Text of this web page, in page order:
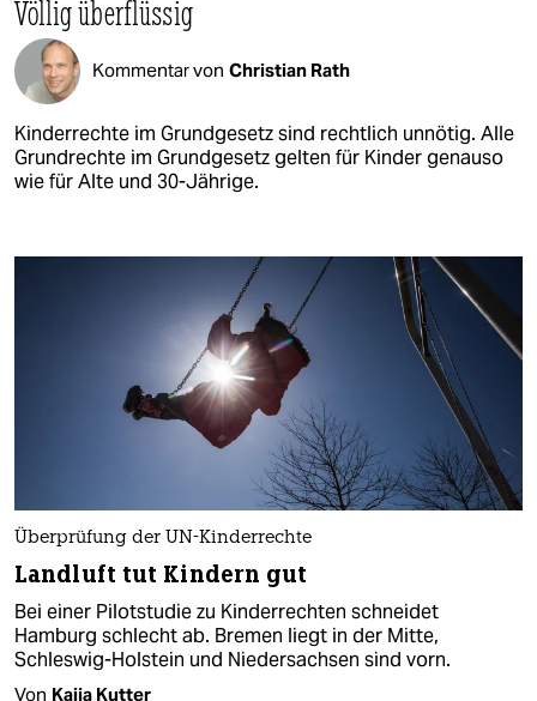
Völlig überflüssig
Kommentar von Christian Rath
Kinderrechte im Grundgesetz sind rechtlich unnötig. Alle
Grundrechte im Grundgesetz gelten für Kinder genauso
wie für Alte und 30-Jährige.
Überprüfung der UN-Kinderrechte
Landluft tut Kindern gut
Bei einer Pilotstudie zu Kinderrechten schneidet
Hamburg schlecht ab. Bremen liegt in der Mitte,
Schleswig-Holstein und Niedersachsen sind vorn.
Von Kaija Kutter